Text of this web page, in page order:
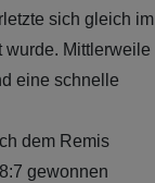
sich gleich im
wurde. Mittlerweile
eine schnelle
dem Remis
gewonnen